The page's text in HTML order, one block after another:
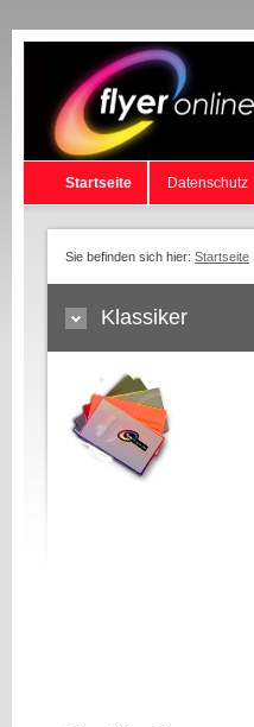
Startseite Datenschutz
Sie befinden sich hier: Startseite
Klassiker